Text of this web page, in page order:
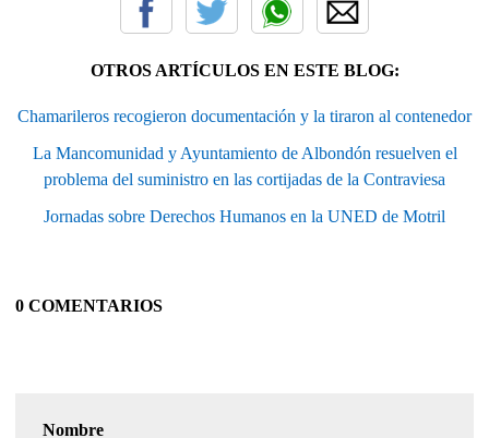
OTROS ARTÍCULOS EN ESTE BLOG:
Chamarileros recogieron documentación y la tiraron al contenedor
La Mancomunidad y Ayuntamiento de Albondón resuelven el
problema del suministro en las cortijadas de la Contraviesa
Jornadas sobre Derechos Humanos en la UNED de Motril
0 COMENTARIOS
Nombre